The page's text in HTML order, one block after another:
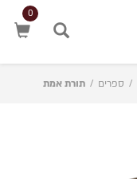
0
/ ספרים / תורת אמת